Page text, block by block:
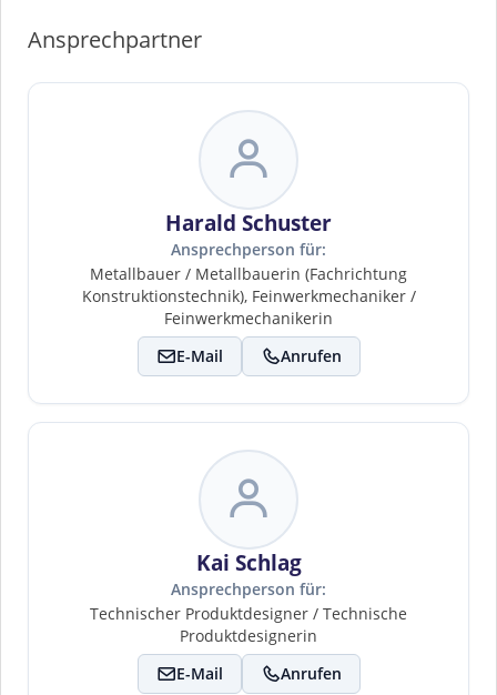
Ansprechpartner
Harald Schuster
Ansprechperson für:
Metallbauer / Metallbauerin (Fachrichtung
Konstruktionstechnik), Feinwerkmechaniker /
Feinwerkmechanikerin
E-Mail
Anrufen
Kai Schlag
Ansprechperson für:
Technischer Produktdesigner / Technische
Produktdesignerin
E-Mail
Anrufen